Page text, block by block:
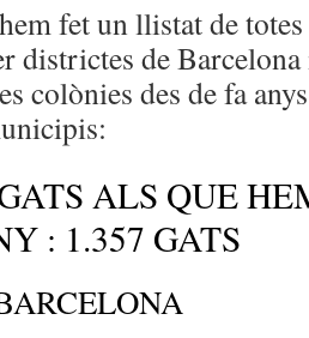
fet un llistat de
districtes de
colònies des de fa
ALS QUE
: 1.357 GATS